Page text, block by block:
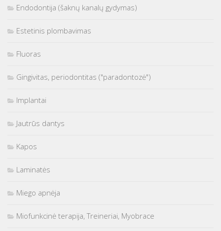
Endodontija (šaknų kanalų gydymas)
Estetinis plombavimas
Fluoras
Gingivitas, periodontitas ("paradontozė")
Implantai
Jautrūs dantys
Kapos
Laminatės
Miego apnėja
Miofunkcinė terapija, Treineriai, Myobrace